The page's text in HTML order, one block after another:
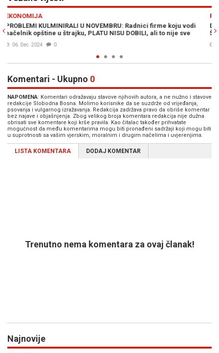
koju vodi
nije sve
DODIK I KOVAČ OTVARAJU FABRIKU "LUKSUZNIH"
ŠIBICA U ŠIPOVU: Stižu milioni...
17. Nov. 2024
Komentari - Ukupno 0
NAPOMENA: Komentari odražavaju stavove njihovih autora, a ne nužno i stavove
redakcije Slobodna Bosna. Molimo korisnike da se suzdrže od vrijeđanja,
psovanja i vulgarnog izražavanja. Redakcija zadržava pravo da obriše komentar
bez najave i objašnjenja. Zbog velikog broja komentara redakcija nije dužna
obrisati sve komentare koji krše pravila. Kao čitalac također prihvatate
mogućnost da među komentarima mogu biti pronađeni sadržaji koji mogu biti
u suprotnosti sa vašim vjerskim, moralnim i drugim načelima i uvjerenjima.
LISTA KOMENTARA DODAJ KOMENTAR
Trenutno nema komentara za ovaj članak!
Najnovije